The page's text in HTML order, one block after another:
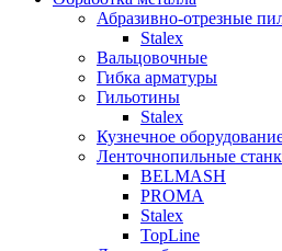
Абразивно-отрезные
Stalex
Вальцовочные
Гибка арматуры
Гильотины
Stalex
Кузнечное
Ленточнопильные
BELMASH
PROMA
Stalex
TopLine